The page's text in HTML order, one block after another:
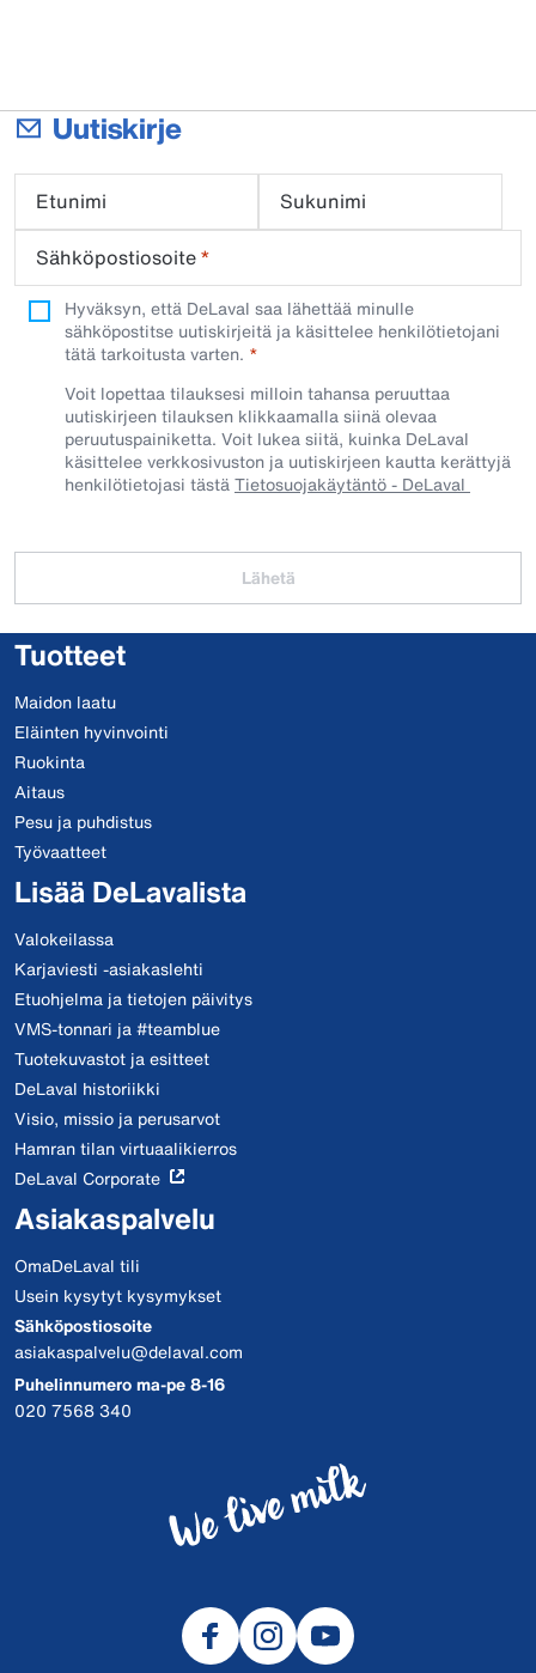
Uutiskirje
Etunimi
Sukunimi
Sähköpostiosoite*
Hyväksyn, että DeLaval saa lähettää minulle
sähköpostitse uutiskirjeitä ja käsittelee henkilötietojani
tätä tarkoitusta varten.
Voit lopettaa tilauksesi milloin tahansa peruuttaa
uutiskirjeen tilauksen klikkaamalla siinä olevaa
peruutuspainiketta. Voit lukea siitä, kuinka DeLaval
käsittelee verkkosivuston ja uutiskirjeen kautta kerättyjä
henkilötietojasi tästäTietosuojakäytäntö - DeLaval
Lähetä
Tuotteet
Maidon laatu
Eläinten hyvinvointi
Ruokinta
Aitaus
Pesu ja puhdistus
Työvaatteet
Lisää DeLavalista
Valokeilassa
Karjaviesti -asiakaslehti
Etuohjelma ja tietojen päivitys
VMS-tonnari ja #teamblue
Tuotekuvastot ja esitteet
DeLaval historiikki
Visio, missio ja perusarvot
Hamran tilan virtuaalikierros
DeLaval Corporate
Asiakaspalvelu
OmaDeLaval tili
Usein kysytyt kysymykset
Sähköpostiosoite
asiakaspalvelu@delaval.com
Puhelinnumero ma-pe 8-16
020 7568 340